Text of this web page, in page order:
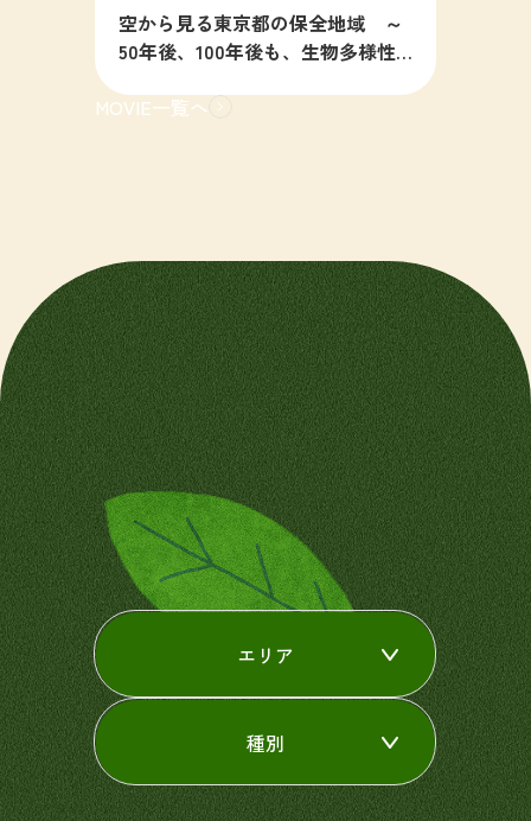
空から見る東京都の保全地域 ～
50年後、100年後も、生物多様性
MOVIE一覧へ
エリア
種別